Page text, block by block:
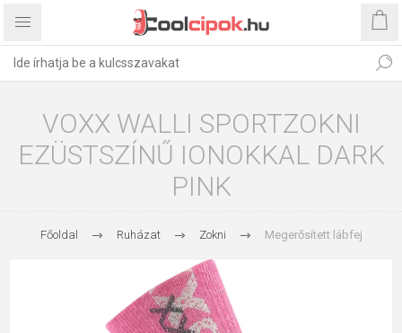
VOXX WALLI SPORTZOKNI
EZÜSTSZÍNŰ IONOKKAL DARK
PINK
Főoldal Ruházat Zokni Megerősített lábfej